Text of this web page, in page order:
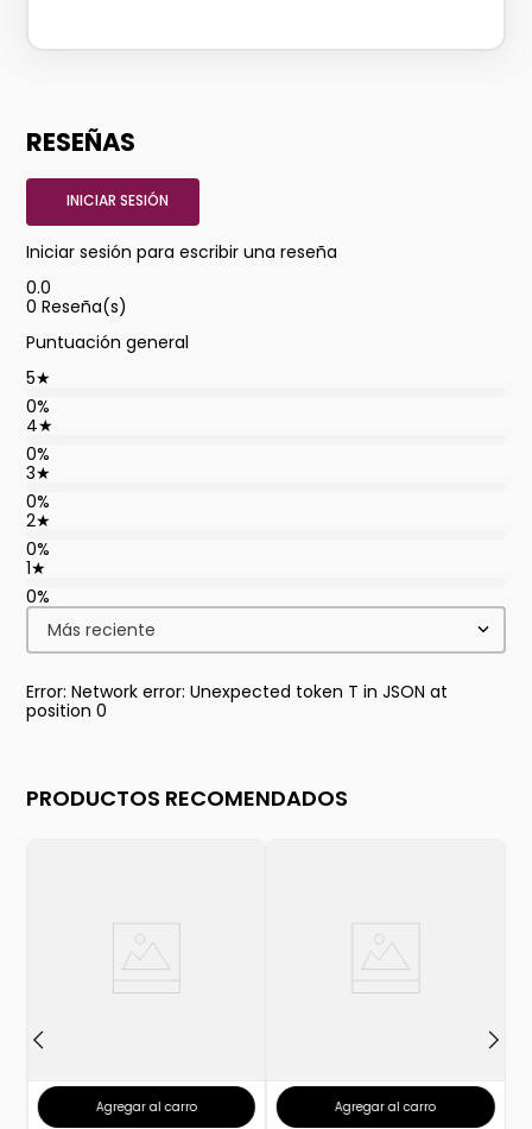
RESEÑAS
INICIAR SESIÓN
Iniciar sesión para escribir una reseña
0.0
0 Reseña(s)
Puntuación general
5★
0%
4★
0%
3★
0%
2★
0%
1★
0%
Más reciente
Error: Network error: Unexpected token T in JSON at
position 0
PRODUCTOS RECOMENDADOS
Agregar al carro Agregar al carro